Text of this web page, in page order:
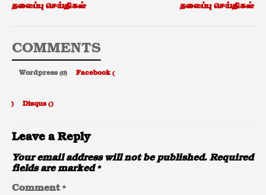
தலைப்பு செய்திகள் தலைப்பு செய்திகள்
COMMENTS
Wordpress (0) Facebook (
) Disqus ( )
Leave a Reply
Your email address will not be published. Required
fields are marked *
Comment*